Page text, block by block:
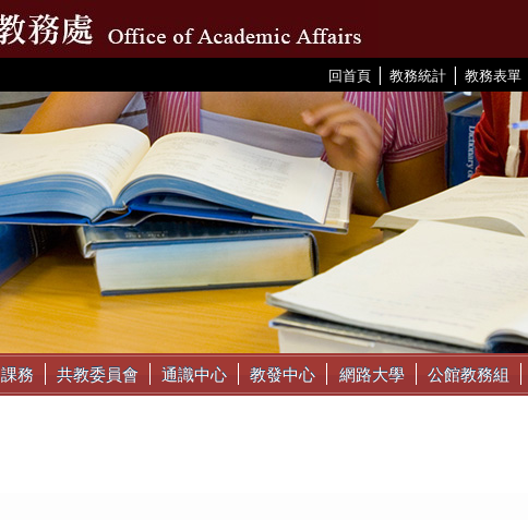
回首頁 | 教務統計 | 教務表單
課務 共教委員會 通識中心 教發中心 網路大學 公館教務組